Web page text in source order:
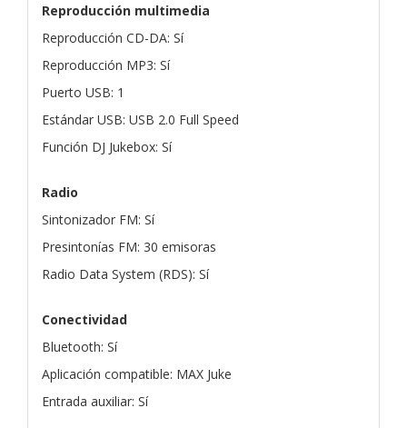
Reproducción multimedia
Reproducción CD-DA: Sí
Reproducción MP3: Sí
Puerto USB: 1
Estándar USB: USB 2.0 Full Speed
Función DJ Jukebox: Sí
Radio
Sintonizador FM: Sí
Presintonías FM: 30 emisoras
Radio Data System (RDS): Sí
Conectividad
Bluetooth: Sí
Aplicación compatible: MAX Juke
Entrada auxiliar: Sí